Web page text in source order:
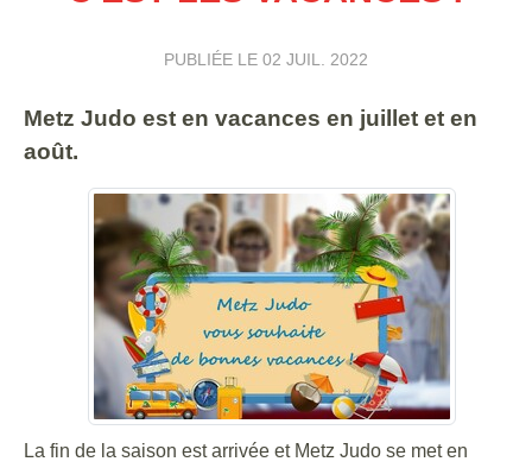
PUBLIÉE LE 02 JUIL. 2022
Metz Judo est en vacances en juillet et en
août.
La fin de la saison est arrivée et Metz Judo se met en